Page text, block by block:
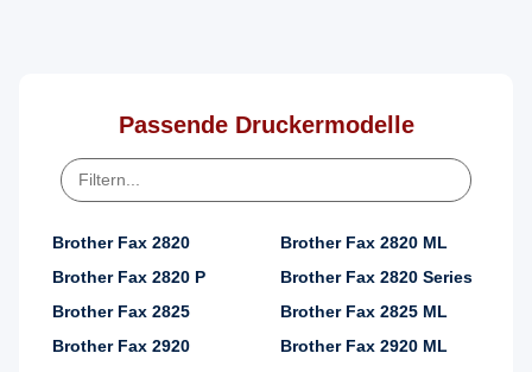
Passende Druckermodelle
Brother Fax 2820
Brother Fax 2820 ML
Brother Fax 2820 P
Brother Fax 2820 Series
Brother Fax 2825
Brother Fax 2825 ML
Brother Fax 2920
Brother Fax 2920 ML